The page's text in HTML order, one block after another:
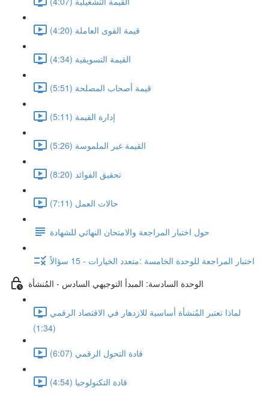
قيمة القوى العاملة (4:20)
القيمة التسويقية (4:34)
قيمة أصحاب المصلحة (5:51)
إدارة القيمة (5:11)
القيمة غير الملموسة (5:26)
تحقيق الفوائد (8:20)
حالات العمل (7:11)
حول اختبار المراجعة والامتحان النهائي للشهادة
اختبار المراجعة للوحدة الخامسة :متعدد الخيارات - 15 سؤالاً
الوحدة السادسة: المبدأ التوجيهي السادس - المُنشأة
لماذا تعتبر المُنشأة أساسية للازدهار في الاقتصاد الرقمي
(1:34)
قادة التحول الرقمي (6:07)
قادة التكنولوجيا (4:54)